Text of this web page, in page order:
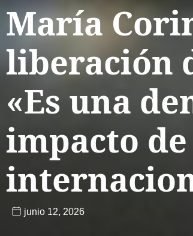
María
liberación
«Es una
impacto
junio 12, 2026